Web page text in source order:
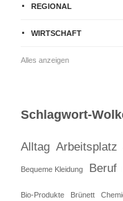
REGIONAL
WIRTSCHAFT
Alles anzeigen
Schlagwort-
Alltag Arbeitsplatz
Bequeme Kleidung Beruf
Bio-Produkte Brünett